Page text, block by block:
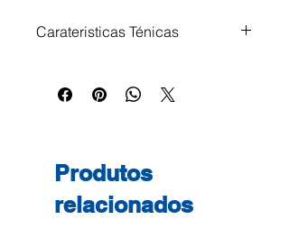
Carateristicas Ténicas
Produtos
relacionados